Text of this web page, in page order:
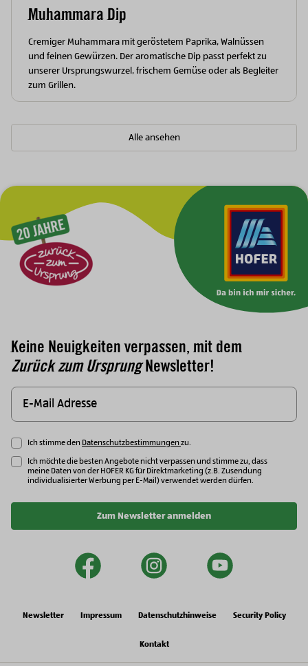
Muhammara Dip
Cremiger Muhammara mit geröstetem Paprika, Walnüssen
und feinen Gewürzen. Der aromatische Dip passt perfekt zu
unserer Ursprungswurzel, frischem Gemüse oder als Begleiter
zum Grillen.
Alle ansehen
Zur Hauptnavigation
Keine Neuigkeiten verpassen, mit dem
Zurück zum UrsprungNewsletter!
Ich stimme den Datenschutzbestimmungenzu.
Ich möchte die besten Angebote nicht verpassen und stimme zu, dass
meine Daten von der HOFER KG für Direktmarketing (z.B. Zusendung
individualisierter Werbung per E-Mail) verwendet werden dürfen.
Zum Newsletter anmelden
facebookinstagram
Newsletter Impressum Datenschutzhinweise Security Policy
Kontakt